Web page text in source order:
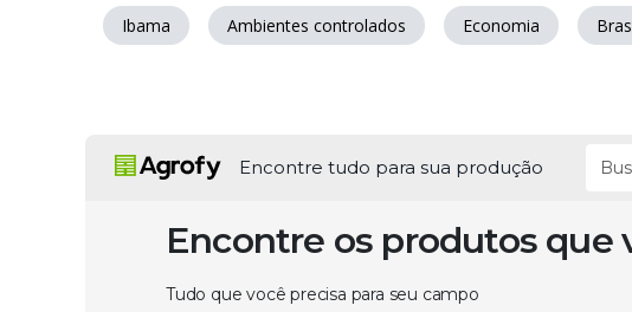
Ibama Ambientes controlados Economia
Encontre tudo para sua produção
Encontre os produtos que
Tudo que você precisa para seu campo